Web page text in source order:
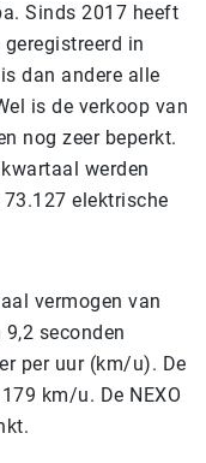
Sinds 2017 heeft
in
dan andere alle
is de verkoop van
nog zeer beperkt.
werden
elektrische
vermogen van
seconden
per uur (km/u). De
km/u. De NEXO